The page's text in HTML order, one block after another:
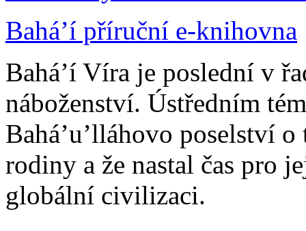
Bahá’í příruční e-knihovna
Bahá’í Víra je poslední v
náboženství. Ústředním
Bahá’u’lláhovo poselství
rodiny a že nastal čas pro
globální civilizaci.